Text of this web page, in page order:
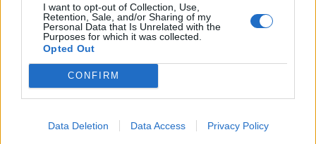
I want to opt-out of Collection, Use,
Retention, Sale, and/or Sharing of my
Personal Data that Is Unrelated with the
Purposes for which it was collected.
Opted Out
CONFIRM
Data Deletion Data Access Privacy Policy
nie byli już w stanie przypomnieć sobie tego, o
co chodziło im (albo wręcz ich przodkom) na
początku. W momencie akcji dramatu nie
istnieje pomiędzy rodami konkretny konflikt racji,
nie kłócą się o coś konkretnego. Jest to już
jakiegokolwiek sensu festyn wzajemnej